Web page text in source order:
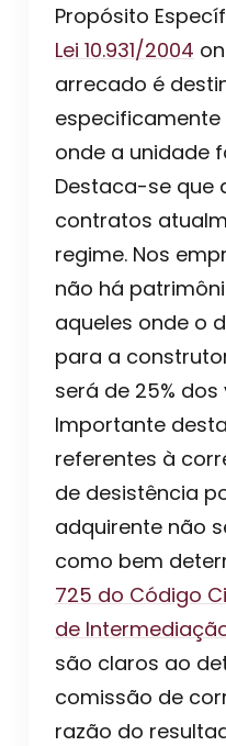
Propósito
Lei 10.931/2004
arrecado é
onde a unidade
Destaca-se que
contratos
regime. Nos
não há
aqueles onde o
para a
será de 25%
Importante
referentes à
de desistência
adquirente não
como bem
725 do Código
de
são claros ao
comissão de
razão do